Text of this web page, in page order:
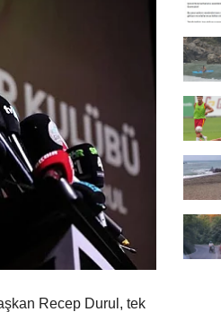
Recep Durul, tek